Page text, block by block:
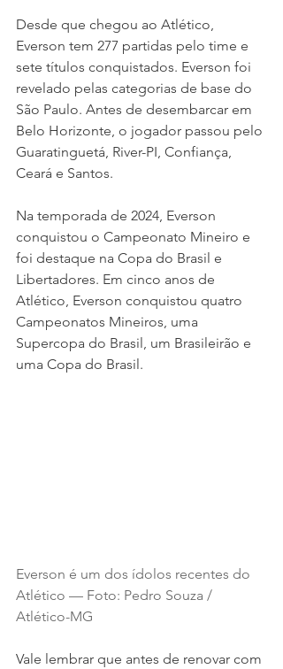
Desde que chegou ao Atlético,
Everson tem 277 partidas pelo time e
sete títulos conquistados. Everson foi
revelado pelas categorias de base do
São Paulo. Antes de desembarcar em
Belo Horizonte, o jogador passou pelo
Guaratinguetá, River-PI, Confiança,
Ceará e Santos.
Na temporada de 2024, Everson
conquistou o Campeonato Mineiro e
foi destaque na Copa do Brasil e
Libertadores. Em cinco anos de
Atlético, Everson conquistou quatro
Campeonatos Mineiros, uma
Supercopa do Brasil, um Brasileirão e
uma Copa do Brasil.
Everson é um dos ídolos recentes do
Atlético — Foto: Pedro Souza /
Atlético-MG
Vale lembrar que antes de renovar com